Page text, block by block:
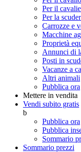
Per il
Per la
Carrozze e
Macchine
Proprietà
Annunci di
Posti in
Vacanze a
Altri animali
Pubblica ora
Mettere in vendita
Vendi subito gratis
b
Pubblica ora
Pubblica
Sommario
Sommario prezzi